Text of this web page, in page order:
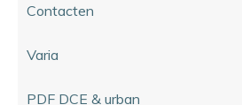
Contacten
Varia
PDF DCE & urban